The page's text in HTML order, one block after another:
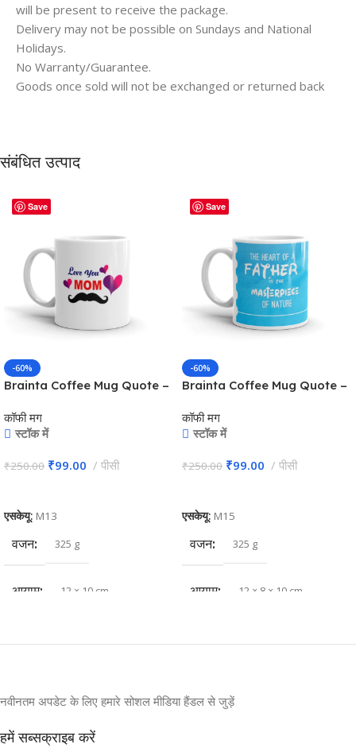
will be present to receive the package.
Delivery may not be possible on Sundays and National
Holidays.
No Warranty/Guarantee.
Goods once sold will not be exchanged or returned back
संबंधित उत्पाद
Save
-60%
Brainta Coffee Mug Quote –
कॉफी मग
स्टॉक में
₹250.00 ₹99.00 पीसी
एसकेयू: M13
वजन 325 g
आयाम 12 × 10 cm
Save
-60%
Brainta Coffee Mug Quote –
Masterpiece of Nature
कॉफी मग
स्टॉक में
₹250.00 ₹99.00 पीसी
एसकेयू: M15
वजन 325 g
आयाम 12 × 8 × 10 cm
नवीनतम अपडेट के लिए हमारे सोशल मीडिया हैंडल से जुड़ें
हमें सब्सक्राइब करें